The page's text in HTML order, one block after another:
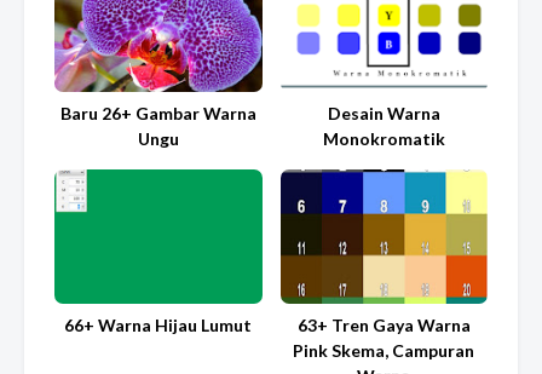
Baru 26+ Gambar Warna
Ungu
Desain Warna
Monokromatik
66+ Warna Hijau Lumut
63+ Tren Gaya Warna
Pink Skema, Campuran